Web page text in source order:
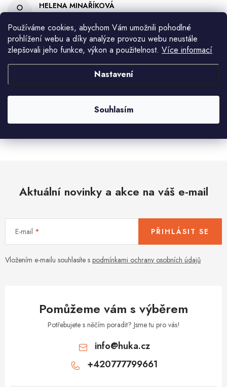
Používáme cookies, abychom Vám umožnili pohodlné
prohlížení webu a díky analýze provozu webu neustále
zlepšovali jeho funkce, výkon a použitelnost. Více informací
Nastavení
Souhlasím
HELENA MINAŘÍKOVÁ
Je sice větší ale vypadá dobře
4.8.2026
Jaroslav Kováč
2.8.2026
Zobrazit další hodnocení
Aktuální novinky a akce na váš e-mail
E-mail
Vložením e-mailu souhlasíte s podmínkami ochrany osobních údajů
PŘIHLÁSIT SE
Pomůžeme vám s výběrem
Potřebujete s něčím poradit? Jsme tu pro vás!
info@huka.cz
+420777799661